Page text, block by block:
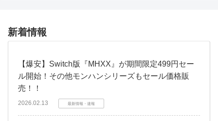
新着情報
【爆安】Switch版『MHXX』が期間限定499円セー
ル開始！その他モンハンシリーズもセール価格販
売！！
2026.02.13 最新情報・速報